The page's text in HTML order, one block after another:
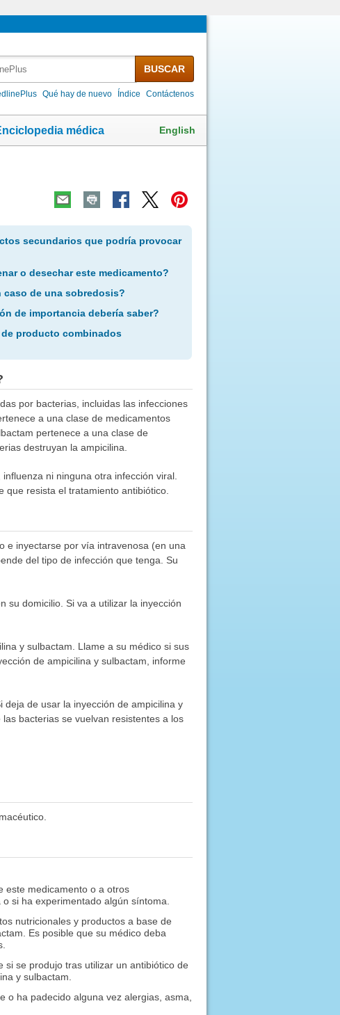
BUSCAR
Qué hay de nuevo Índice Contáctenos
médica English
secundarios que podría provocar
o desechar este medicamento?
caso de una sobredosis?
de importancia debería saber?
producto combinados
por bacterias, incluidas las infecciones
a una clase de medicamentos
pertenece a una clase de
destruyan la ampicilina.
ni ninguna otra infección viral.
resista el tratamiento antibiótico.
e inyectarse por vía intravenosa (en una
del tipo de infección que tenga. Su
su domicilio. Si va a utilizar la inyección
y sulbactam. Llame a su médico si sus
de ampicilina y sulbactam, informe
deja de usar la inyección de ampicilina y
bacterias se vuelvan resistentes a los
este medicamento o a otros
si ha experimentado algún síntoma.
nutricionales y productos a base de
Es posible que su médico deba
se produjo tras utilizar un antibiótico de
y sulbactam.
ha padecido alguna vez alergias, asma,